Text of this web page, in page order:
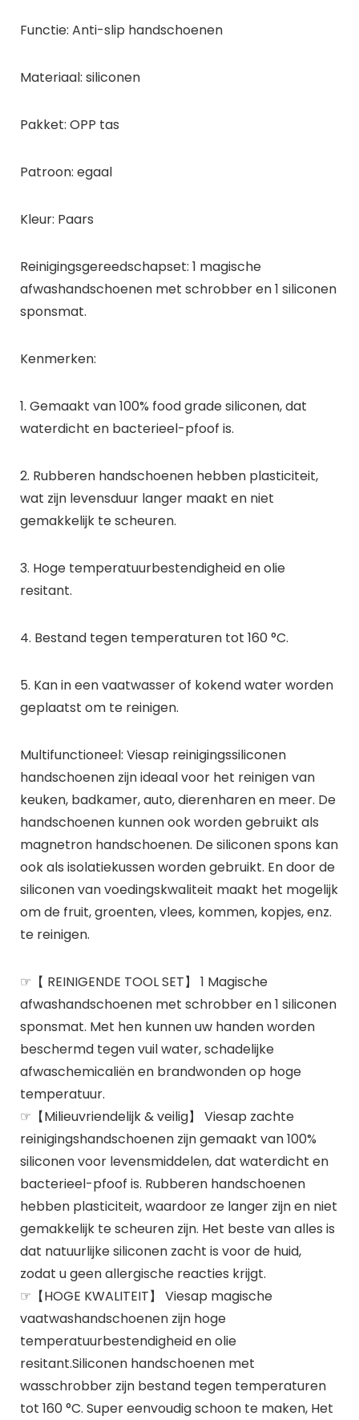
Functie: Anti-slip handschoenen
Materiaal: siliconen
Pakket: OPP tas
Patroon: egaal
Kleur: Paars
Reinigingsgereedschapset: 1 magische
afwashandschoenen met schrobber en 1 siliconen
sponsmat.
Kenmerken:
1. Gemaakt van 100% food grade siliconen, dat
waterdicht en bacterieel-pfoof is.
2. Rubberen handschoenen hebben plasticiteit,
wat zijn levensduur langer maakt en niet
gemakkelijk te scheuren.
3. Hoge temperatuurbestendigheid en olie
resitant.
4. Bestand tegen temperaturen tot 160 °C.
5. Kan in een vaatwasser of kokend water worden
geplaatst om te reinigen.
Multifunctioneel: Viesap reinigingssiliconen
handschoenen zijn ideaal voor het reinigen van
keuken, badkamer, auto, dierenharen en meer. De
handschoenen kunnen ook worden gebruikt als
magnetron handschoenen. De siliconen spons kan
ook als isolatiekussen worden gebruikt. En door de
siliconen van voedingskwaliteit maakt het mogelijk
om de fruit, groenten, vlees, kommen, kopjes, enz.
te reinigen.
☞【 REINIGENDE TOOL SET】 1 Magische
afwashandschoenen met schrobber en 1 siliconen
sponsmat. Met hen kunnen uw handen worden
beschermd tegen vuil water, schadelijke
afwaschemicaliën en brandwonden op hoge
temperatuur.
☞【Milieuvriendelijk & veilig】 Viesap zachte
reinigingshandschoenen zijn gemaakt van 100%
siliconen voor levensmiddelen, dat waterdicht en
bacterieel-pfoof is. Rubberen handschoenen
hebben plasticiteit, waardoor ze langer zijn en niet
gemakkelijk te scheuren zijn. Het beste van alles is
dat natuurlijke siliconen zacht is voor de huid,
zodat u geen allergische reacties krijgt.
☞【HOGE KWALITEIT】 Viesap magische
vaatwashandschoenen zijn hoge
temperatuurbestendigheid en olie
resitant.Siliconen handschoenen met
wasschrobber zijn bestand tegen temperaturen
tot 160 °C. Super eenvoudig schoon te maken, Het